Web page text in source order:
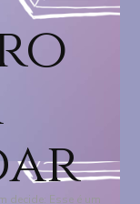
decide: Esse é um